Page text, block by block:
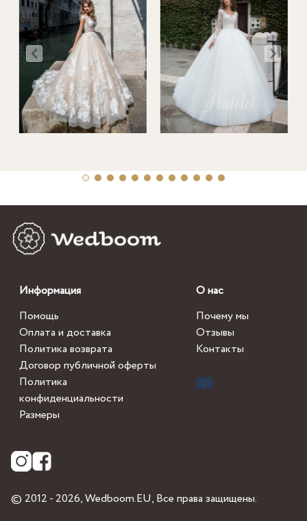
Информация
Помощь
Оплата и доставка
Политика возврата
Договор публичной оферты
Политика
конфиденциальности
Размеры
О нас
Почему мы
Отзывы
Контакты
© 2012 - 2026,Wedboom.EU, Все права защищены.